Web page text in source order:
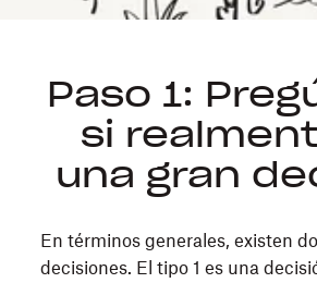
Paso 1:
si
una gran
En términos generales, existen
decisiones. El tipo 1 es una